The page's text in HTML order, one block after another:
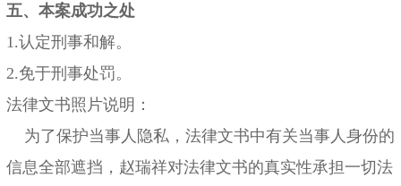
五、本案成功之处
1.认定刑事和解。
2.免于刑事处罚。
法律文书照片说明：
为了保护当事人隐私，法律文书中有关当事人身份的
信息全部遮挡，赵瑞祥对法律文书的真实性承担一切法